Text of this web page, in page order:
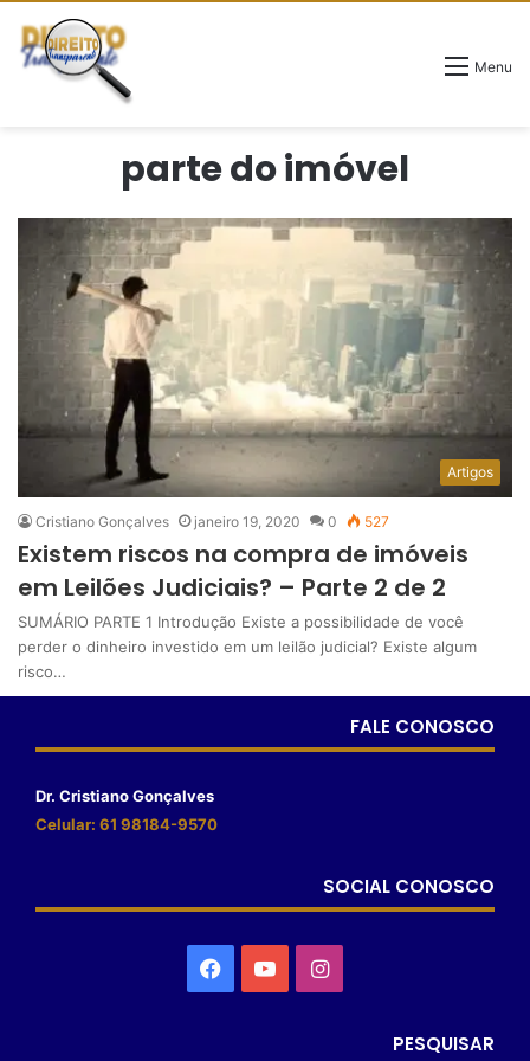
Menu
parte do imóvel
Artigos
Cristiano Gonçalves janeiro 19, 2020 0 527
Existem riscos na compra de imóveis
em Leilões Judiciais? – Parte 2 de 2
SUMÁRIO PARTE 1 Introdução Existe a possibilidade de você
perder o dinheiro investido em um leilão judicial? Existe algum
risco…
FALE CONOSCO
Dr. Cristiano Gonçalves
Celular: 61 98184-9570
SOCIAL CONOSCO
PESQUISAR